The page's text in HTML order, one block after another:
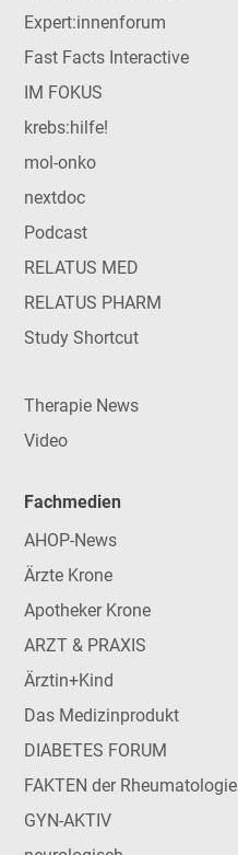
Expert:innenforum
Fast Facts Interactive
IM FOKUS
krebs:hilfe!
mol-onko
nextdoc
Podcast
RELATUS MED
RELATUS PHARM
Study Shortcut
Therapie News
Video
Fachmedien
AHOP-News
Ärzte Krone
Apotheker Krone
ARZT & PRAXIS
Ärztin+Kind
Das Medizinprodukt
DIABETES FORUM
FAKTEN der Rheumatologie
GYN-AKTIV